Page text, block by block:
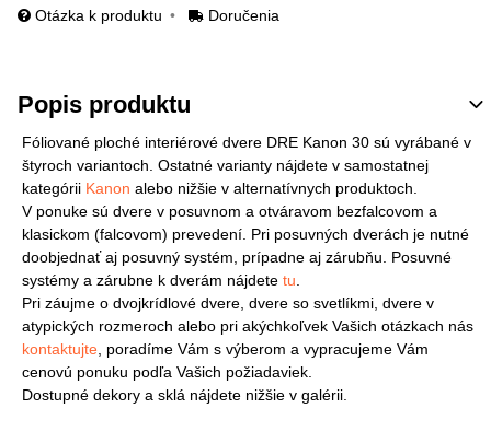
Otázka k produktu Doručenia
Popis produktu
Fóliované ploché interiérové dvere DRE Kanon 30 sú vyrábané v
štyroch variantoch. Ostatné varianty nájdete v samostatnej
kategórii Kanon alebo nižšie v alternatívnych produktoch.
V ponuke sú dvere v posuvnom a otváravom bezfalcovom a
klasickom (falcovom) prevedení. Pri posuvných dverách je nutné
doobjednať aj posuvný systém, prípadne aj zárubňu. Posuvné
systémy a zárubne k dverám nájdete tu
Pri záujme o dvojkrídlové dvere, dvere so svetlíkmi, dvere v
atypických rozmeroch alebo pri akýchkoľvek Vašich otázkach nás
kontaktujte , poradíme Vám s výberom a vypracujeme Vám
cenovú ponuku podľa Vašich požiadaviek.
Dostupné dekory a sklá nájdete nižšie v galérii.